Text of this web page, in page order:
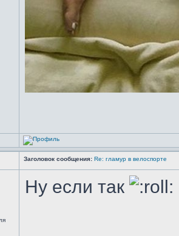
Заголовок сообщения: Re: гламур в велоспорте
Ну если так